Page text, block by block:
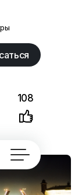
108
